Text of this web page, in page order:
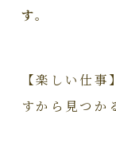
す。
【楽しい仕
すから見つか